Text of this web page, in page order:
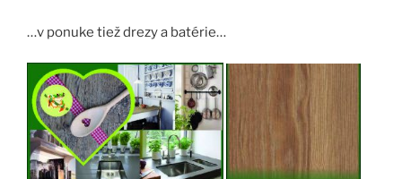
…v ponuke tiež drezy a batérie…